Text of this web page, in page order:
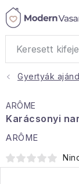
Ugrás
Ajándékok
Otthoni illatok
Gyertyák
ARÔME
Karácsonyi
ARÔME